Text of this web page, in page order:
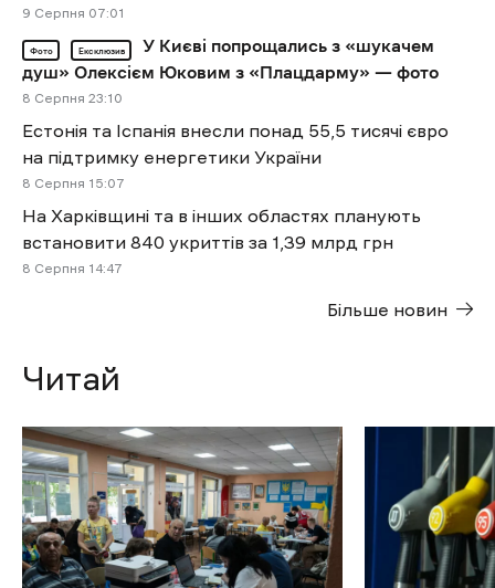
9 Cерпня 07:01
Фото Ексклюзив
У Києві попрощались з «шукачем
душ» Олексієм Юковим з «Плацдарму» — фото
8 Cерпня 23:10
Естонія та Іспанія внесли понад 55,5 тисячі євро
на підтримку енергетики України
8 Cерпня 15:07
На Харківщині та в інших областях планують
встановити 840 укриттів за 1,39 млрд грн
8 Cерпня 14:47
Більше новин
Читай